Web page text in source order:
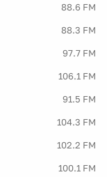
88.6 FM
88.3 FM
97.7 FM
106.1 FM
91.5 FM
104.3 FM
102.2 FM
100.1 FM